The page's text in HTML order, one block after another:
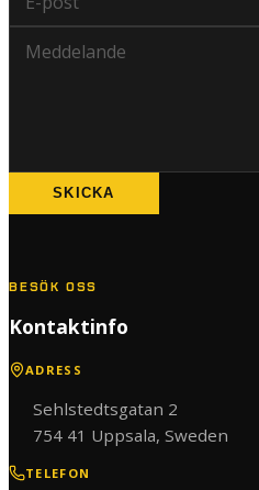
SKICKA
BESÖK OSS
Kontaktinfo
ADRESS
Sehlstedtsgatan 2
754 41 Uppsala, Sweden
TELEFON